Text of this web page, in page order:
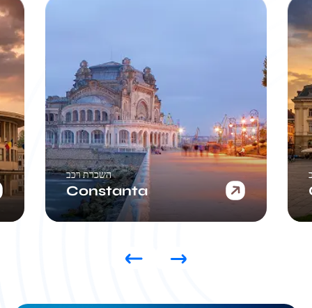
השכרת רכב
Constanta